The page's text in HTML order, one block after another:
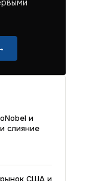
и
слияние
рынок США и